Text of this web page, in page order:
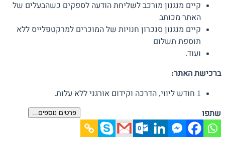
קיים מנגנון מורכב לשליחת הודעה לספקים כשהבעלים של
האתר מכותב
קיים מנגנון סנכרון חנויות של המוכרים למרקטפלייס ללא
תוספת תשלום
ועוד.
ברכישת האתר:
1 חודש ליווי, הדרכה וקידום אורגני ללא עלות.
שתפו פרטים נוספים...